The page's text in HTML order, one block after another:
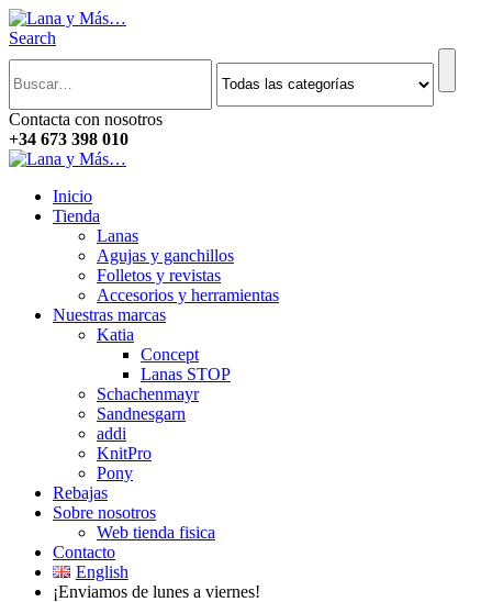
Search
Contacta con nosotros
+34 673 398 010
Inicio
Tienda
Lanas
Agujas y ganchillos
Folletos y revistas
Accesorios y herramientas
Nuestras marcas
Katia
Concept
Lanas STOP
Schachenmayr
Sandnesgarn
addi
KnitPro
Pony
Rebajas
Sobre nosotros
Web tienda fisica
Contacto
English
¡Enviamos de lunes a viernes!